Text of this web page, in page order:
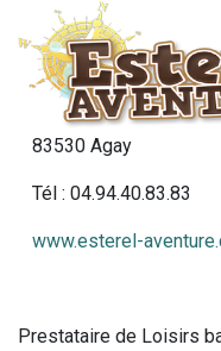
83530 Agay
Tél : 04.94.40.83.83
www.esterel-
Prestataire de Loisirs